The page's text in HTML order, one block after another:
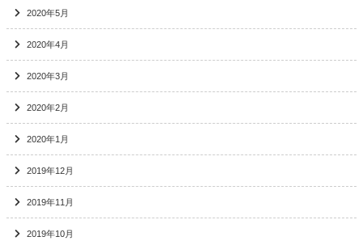
2020年5月
2020年4月
2020年3月
2020年2月
2020年1月
2019年12月
2019年11月
2019年10月